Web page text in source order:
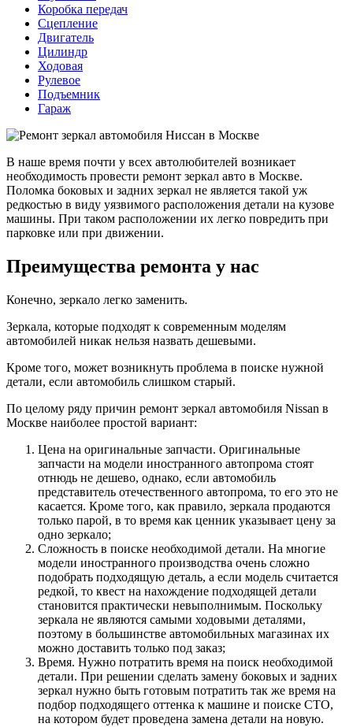
Коробка передач
Сцепление
Двигатель
Цилиндр
Ходовая
Рулевое
Подъемник
Гараж
В наше время почти у всех автолюбителей возникает
необходимость провести ремонт зеркал авто в Москве.
Поломка боковых и задних зеркал не является такой уж
редкостью в виду уязвимого расположения детали на кузове
машины. При таком расположении их легко повредить при
парковке или при движении.
Преимущества ремонта у нас
Конечно, зеркало легко заменить.
Зеркала, которые подходят к современным моделям
автомобилей никак нельзя назвать дешевыми.
Кроме того, может возникнуть проблема в поиске нужной
детали, если автомобиль слишком старый.
По целому ряду причин ремонт зеркал автомобиля Nissan в
Москве наиболее простой вариант:
Цена на оригинальные запчасти. Оригинальные
запчасти на модели иностранного автопрома стоят
отнюдь не дешево, однако, если автомобиль
представитель отечественного автопрома, то его это не
касается. Кроме того, как правило, зеркала продаются
только парой, в то время как ценник указывает цену за
одно зеркало;
Сложность в поиске необходимой детали. На многие
модели иностранного производства очень сложно
подобрать подходящую деталь, а если модель считается
редкой, то квест на нахождение подходящей детали
становится практически невыполнимым. Поскольку
зеркала не являются самыми ходовыми деталями,
поэтому в большинстве автомобильных магазинах их
можно доставить только под заказ;
Время. Нужно потратить время на поиск необходимой
детали. При решении сделать замену боковых и задних
зеркал нужно быть готовым потратить так же время на
подбор подходящего оттенка к машине и поиске СТО,
на котором будет проведена замена детали на новую.